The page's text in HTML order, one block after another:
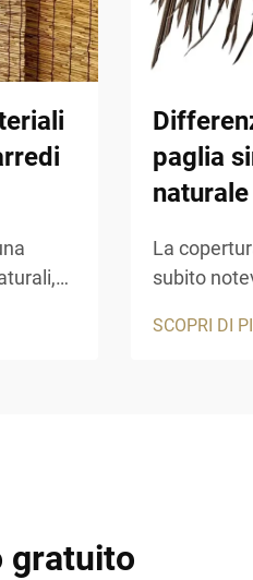
paglia
naturale
La
subito
naturali ad
SCOPRI DI
gratuito